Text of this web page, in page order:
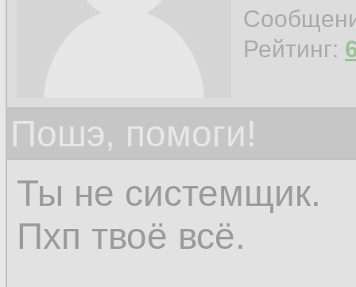
Рейтинг:
Пошэ, помоги!
Ты не системщик.
Пхп твоё всё.